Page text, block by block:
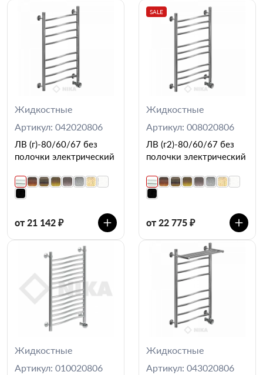
Жидкостные
Артикул: 042020806
ЛВ (г)-80/60/67 без
полочки электрический
от 21 142 ₽
SALE
Жидкостные
Артикул: 008020806
ЛВ (г2)-80/60/67 без
полочки электрический
от 22 775 ₽
Жидкостные
Артикул: 010020806
Жидкостные
Артикул: 043020806